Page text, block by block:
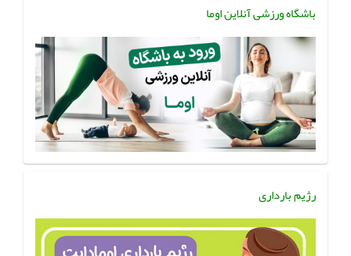
باشگاه ورزشی آنلاین اوما
رژیم بارداری